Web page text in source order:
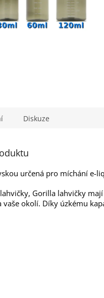
Diskuze
určená pro míchání e-
Gorilla lahvičky
vaše okolí. Díky úzkému